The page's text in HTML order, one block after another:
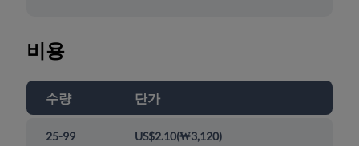
비용
수량 단가
25-99 US$2.10(₩3,120)